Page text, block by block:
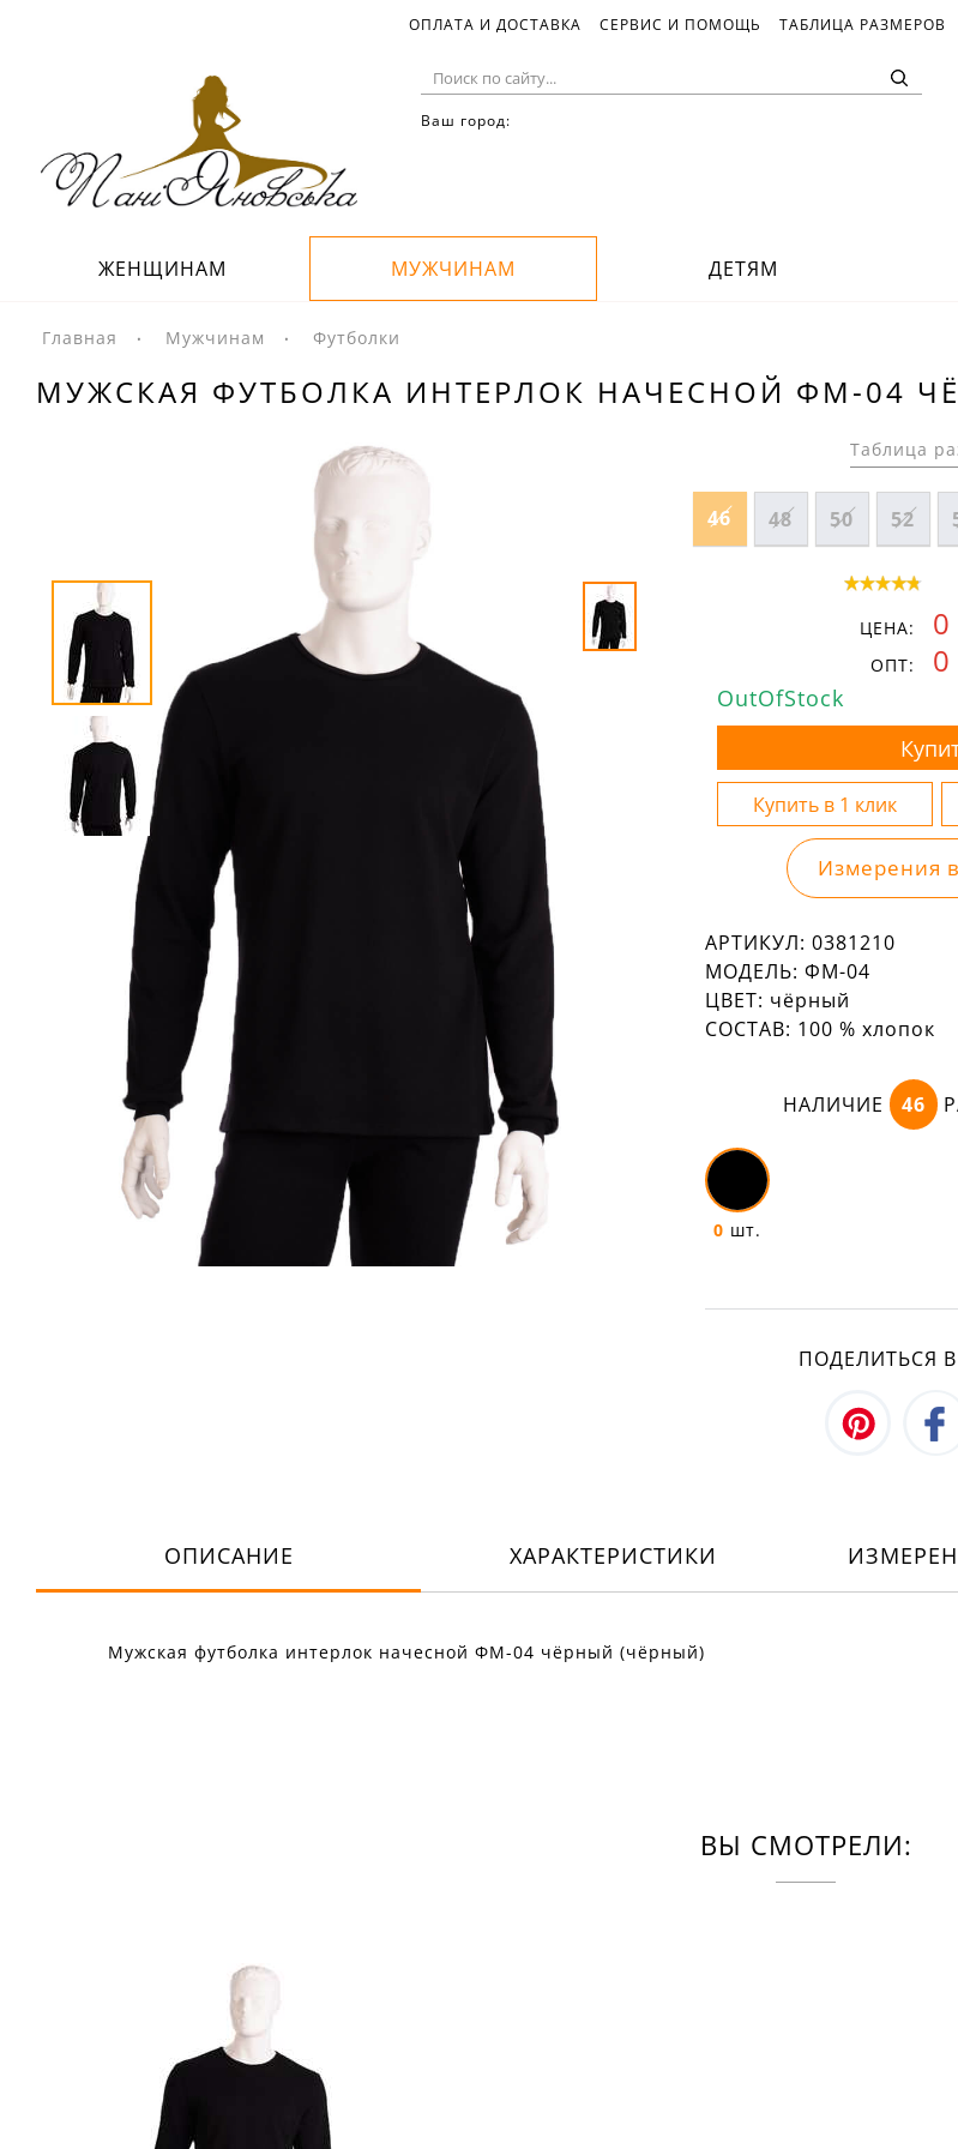
ОПЛАТА И ДОСТАВКА СЕРВИС И ПОМОЩЬ ТАБЛИЦА РАЗМЕРОВ
Ваш город:
ЖЕНЩИНАМ МУЖЧИНАМ ДЕТЯМ
Главная Мужчинам Футболки
МУЖСКАЯ ФУТБОЛКА ИНТЕРЛОК НАЧЕСНОЙ ФМ-04
Таблица
46 48 50 52
ЦЕНА: 0
ОПТ: 0
OutOfStock
Измерения
АРТИКУЛ: 0381210
МОДЕЛЬ: ФМ-04
ЦВЕТ: чёрный
СОСТАВ: 100 % хлопок
НАЛИЧИЕ 46
0 шт.
ПОДЕЛИТЬСЯ
ОПИСАНИЕ ХАРАКТЕРИСТИКИ
Мужская футболка интерлок начесной ФМ-04 чёрный (чёрный)
ВЫ СМОТРЕЛИ: